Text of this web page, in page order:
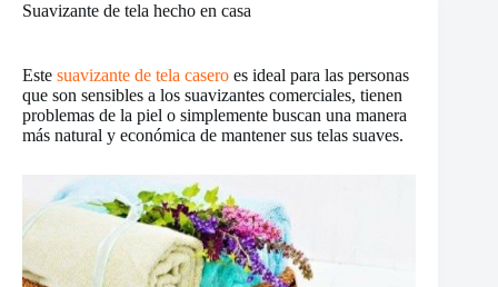
Suavizante de tela hecho en casa
Este suavizante de tela casero es ideal para las personas
que son sensibles a los suavizantes comerciales, tienen
problemas de la piel o simplemente buscan una manera
más natural y económica de mantener sus telas suaves.